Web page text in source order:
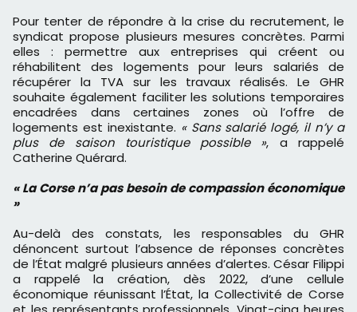
Pour tenter de répondre à la crise du recrutement, le
syndicat propose plusieurs mesures concrètes. Parmi
elles : permettre aux entreprises qui créent ou
réhabilitent des logements pour leurs salariés de
récupérer la TVA sur les travaux réalisés. Le GHR
souhaite également faciliter les solutions temporaires
encadrées dans certaines zones où l’offre de
logements est inexistante. « Sans salarié logé, il n’y a
plus de saison touristique possible », a rappelé
Catherine Quérard.
« La Corse n’a pas besoin de compassion économique
»
Au-delà des constats, les responsables du GHR
dénoncent surtout l’absence de réponses concrètes
de l’État malgré plusieurs années d’alertes. César Filippi
a rappelé la création, dès 2022, d’une cellule
économique réunissant l’État, la Collectivité de Corse